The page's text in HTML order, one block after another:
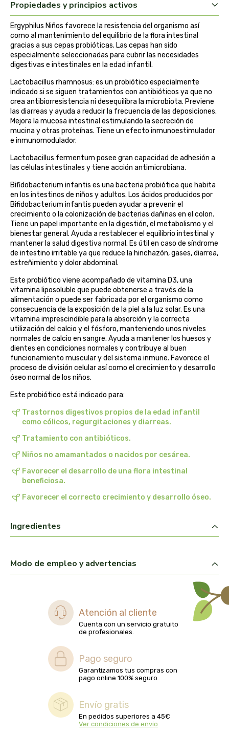
Propiedades y principios activos
Ergyphilus Niños favorece la resistencia del organismo así
como al mantenimiento del equilibrio de la flora intestinal
gracias a sus cepas probióticas. Las cepas han sido
especialmente seleccionadas para cubrir las necesidades
digestivas e intestinales en la edad infantil.
Lactobacillus rhamnosus: es un probiótico especialmente
indicado si se siguen tratamientos con antibióticos ya que no
crea antibiorresistencia ni desequilibra la microbiota. Previene
las diarreas y ayuda a reducir la frecuencia de las deposiciones.
Mejora la mucosa intestinal estimulando la secreción de
mucina y otras proteínas. Tiene un efecto inmunoestimulador
e inmunomodulador.
Lactobacillus fermentum posee gran capacidad de adhesión a
las células intestinales y tiene acción antimicrobiana.
Bifidobacterium infantis es una bacteria probiótica que habita
en los intestinos de niños y adultos. Los ácidos producidos por
Bifidobacterium infantis pueden ayudar a prevenir el
crecimiento o la colonización de bacterias dañinas en el colon.
Tiene un papel importante en la digestión, el metabolismo y el
bienestar general. Ayuda a restablecer el equilibrio intestinal y
mantener la salud digestiva normal. Es útil en caso de síndrome
de intestino irritable ya que reduce la hinchazón, gases, diarrea,
estreñimiento y dolor abdominal.
Este probiótico viene acompañado de vitamina D3, una
vitamina liposoluble que puede obtenerse a través de la
alimentación o puede ser fabricada por el organismo como
consecuencia de la exposición de la piel a la luz solar. Es una
vitamina imprescindible para la absorción y la correcta
utilización del calcio y el fósforo, manteniendo unos niveles
normales de calcio en sangre. Ayuda a mantener los huesos y
dientes en condiciones normales y contribuye al buen
funcionamiento muscular y del sistema inmune. Favorece el
proceso de división celular así como el crecimiento y desarrollo
óseo normal de los niños.
Este probiótico está indicado para:
Trastornos digestivos propios de la edad infantil
como cólicos, regurgitaciones y diarreas.
Tratamiento con antibióticos.
Niños no amamantados o nacidos por cesárea.
Favorecer el desarrollo de una flora intestinal
beneficiosa.
Favorecer el correcto crecimiento y desarrollo óseo.
Ingredientes
Modo de empleo y advertencias
Atención al cliente
Cuenta con un servicio gratuito
de profesionales.
Pago seguro
Garantizamos tus compras con
pago online 100% seguro.
Envío gratis
En pedidos superiores a 45€
Ver condiciones de envío
banban
bauck hof
belsi
ben&anna
bifemme
biobel
biobio
biocop
biokap
biolasi
biomix
bioserum
biotta
biover
cal valls
calmmabis
camaleon
carrau y cia- sara
casa ibañez
castagno
catalysis
cavalier
cien por cien natural